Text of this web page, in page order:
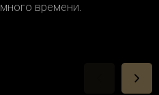
времени.